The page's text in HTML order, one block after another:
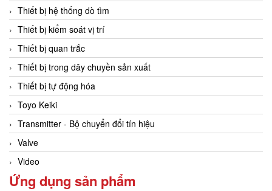
Thiết bị hệ thống dò tìm
Thiết bị kiểm soát vị trí
Thiết bị quan trắc
Thiết bị trong dây chuyền sản xuất
Thiết bị tự động hóa
Toyo Keiki
Transmitter - Bộ chuyển đổi tín hiệu
Valve
Video
Ứng dụng sản phẩm